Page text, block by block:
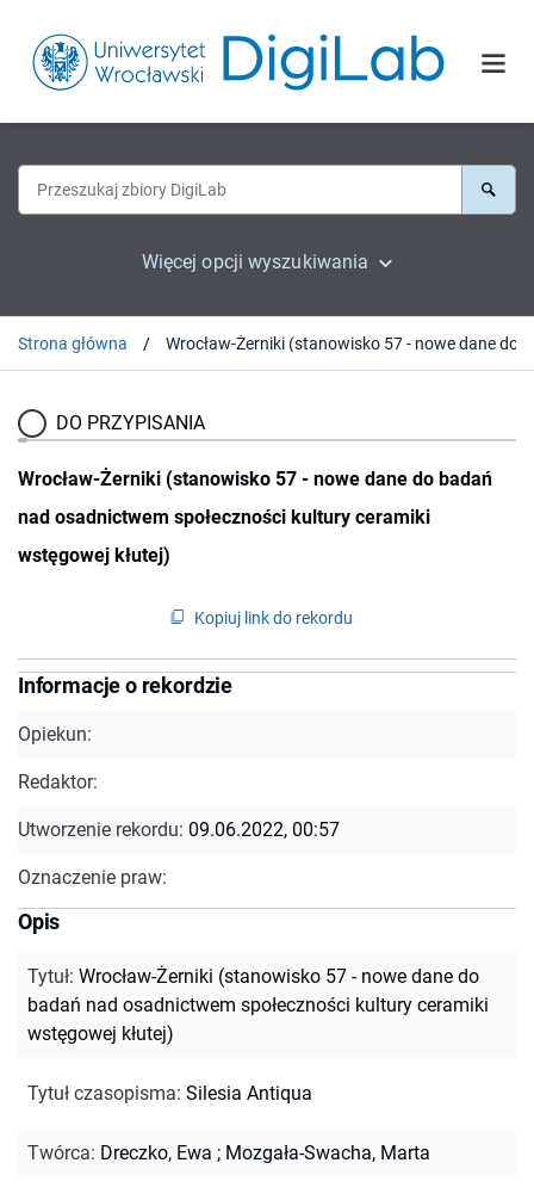
Więcej opcji wyszukiwania
Strona główna
DO PRZYPISANIA
Wrocław-Żerniki (stanowisko 57 - nowe dane do badań
nad osadnictwem społeczności kultury ceramiki
wstęgowej kłutej)
Kopiuj link do rekordu
Informacje o rekordzie
Opiekun:
Redaktor:
Utworzenie rekordu: 09.06.2022, 00:57
Oznaczenie praw:
Opis
Tytuł: Wrocław-Żerniki (stanowisko 57 - nowe dane do
badań nad osadnictwem społeczności kultury ceramiki
wstęgowej kłutej)
Tytuł czasopisma: Silesia Antiqua
Twórca: Dreczko, Ewa ; Mozgała-Swacha, Marta